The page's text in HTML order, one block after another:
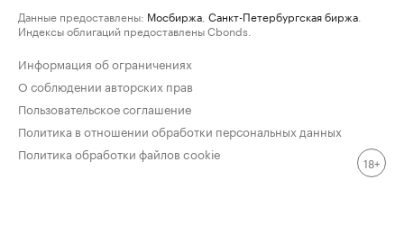
Данные предоставлены: Мосбиржа Санкт-Петербургская биржа
Индексы облигаций предоставлены Cbonds.
Информация об ограничениях
О соблюдении авторских прав
Пользовательское соглашение
Политика в отношении обработки персональных данных
Политика обработки файлов cookie
18+